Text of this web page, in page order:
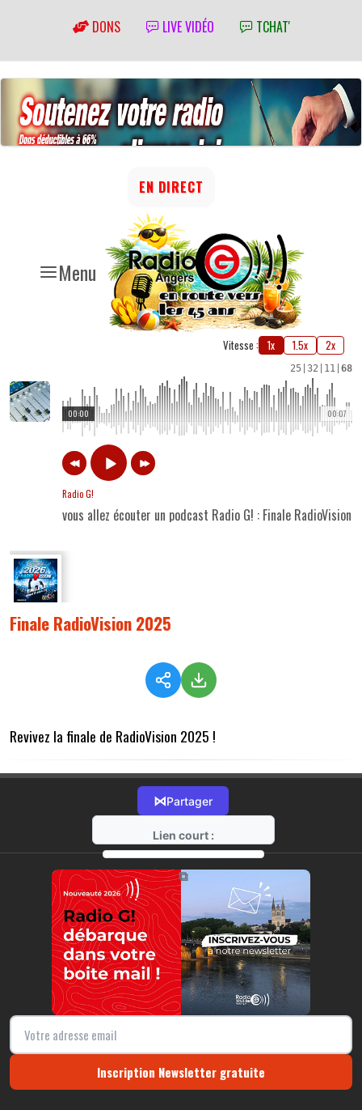
DONS LIVE VIDÉO TCHAT'
Menu
EN DIRECT
Vitesse : 1x 1.5x 2x
25 32 11 68
00:07
00:00
Radio G!
vous allez écouter un podcast Radio G! : Finale RadioVision
Finale RadioVision 2025
Revivez la finale de RadioVision 2025 !
⋈Partager
Lien court :
https://radio-g.fr?17892
⧉
Inscription Newsletter gratuite